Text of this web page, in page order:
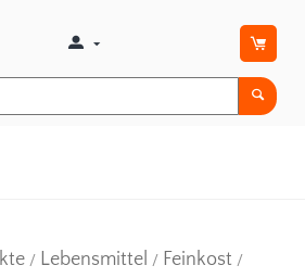
/ Lebensmittel / Feinkost /